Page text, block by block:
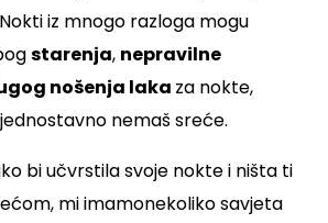
iz mnogo razloga mogu
starenja, nepravilne
nošenja laka za nokte,
nemaš sreće.
bi učvrstila svoje nokte i ništa ti
mi imamonekoliko savjeta